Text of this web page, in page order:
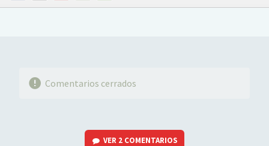
FACEBOOKTWITTERFLIPBOARD
E-
WHATSAPP
Comentarios cerrados
VER 2 COMENTARIOS